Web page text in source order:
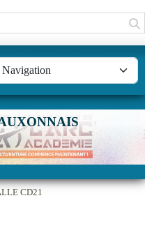
CD21